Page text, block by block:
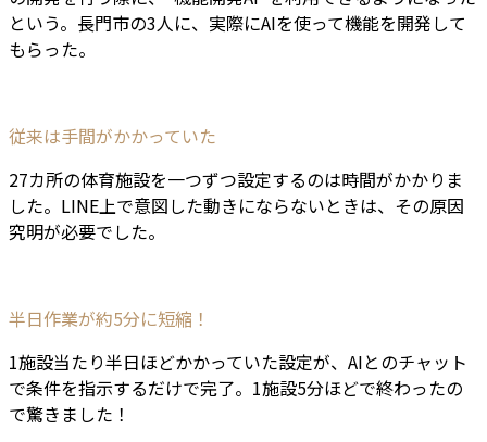
という。長門市の3人に、実際にAIを使って機能を開発して
もらった。
従来は手間がかかっていた
27カ所の体育施設を一つずつ設定するのは時間がかかりま
した。LINE上で意図した動きにならないときは、その原因
究明が必要でした。
半日作業が約5分に短縮！
1施設当たり半日ほどかかっていた設定が、AIとのチャット
で条件を指示するだけで完了。1施設5分ほどで終わったの
で驚きました！